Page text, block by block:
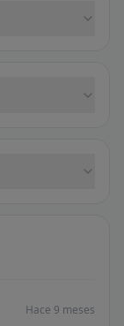
Hace 9 meses